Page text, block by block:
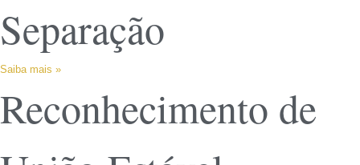
Separação
Saiba mais »
Reconhecimento de